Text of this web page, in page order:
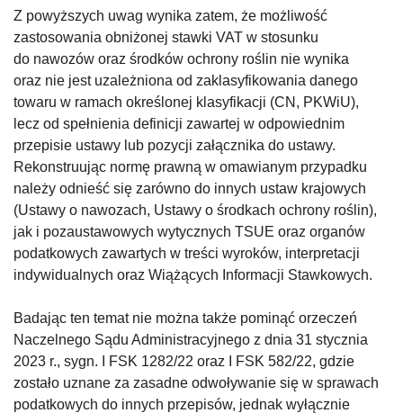
Z powyższych uwag wynika zatem, że możliwość
zastosowania obniżonej stawki VAT w stosunku
do nawozów oraz środków ochrony roślin nie wynika
oraz nie jest uzależniona od zaklasyfikowania danego
towaru w ramach określonej klasyfikacji (CN, PKWiU),
lecz od spełnienia definicji zawartej w odpowiednim
przepisie ustawy lub pozycji załącznika do ustawy.
Rekonstruując normę prawną w omawianym przypadku
należy odnieść się zarówno do innych ustaw krajowych
(Ustawy o nawozach, Ustawy o środkach ochrony roślin),
jak i pozaustawowych wytycznych TSUE oraz organów
podatkowych zawartych w treści wyroków, interpretacji
indywidualnych oraz Wiążących Informacji Stawkowych.
Badając ten temat nie można także pominąć orzeczeń
Naczelnego Sądu Administracyjnego z dnia 31 stycznia
2023 r., sygn. I FSK 1282/22 oraz I FSK 582/22, gdzie
zostało uznane za zasadne odwoływanie się w sprawach
podatkowych do innych przepisów, jednak wyłącznie